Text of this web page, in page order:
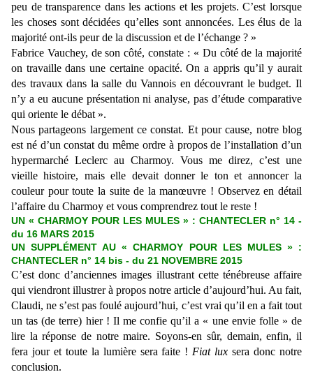
peu de transparence dans les actions et les projets. C’est lorsque
les choses sont décidées qu’elles sont annoncées. Les élus de la
majorité ont-ils peur de la discussion et de l’échange ? »
Fabrice Vauchey, de son côté, constate : « Du côté de la majorité
on travaille dans une certaine opacité. On a appris qu’il y aurait
des travaux dans la salle du Vannois en découvrant le budget. Il
n’y a eu aucune présentation ni analyse, pas d’étude comparative
qui oriente le débat ».
Nous partageons largement ce constat. Et pour cause, notre blog
est né d’un constat du même ordre à propos de l’installation d’un
hypermarché Leclerc au Charmoy. Vous me direz, c’est une
vieille histoire, mais elle devait donner le ton et annoncer la
couleur pour toute la suite de la manœuvre ! Observez en détail
l’affaire du Charmoy et vous comprendrez tout le reste !
UN « CHARMOY POUR LES MULES » : CHANTECLER n° 14 -
du 16 MARS 2015
UN SUPPLÉMENT AU « CHARMOY POUR LES MULES » :
CHANTECLER n° 14 bis - du 21 NOVEMBRE 2015
C’est donc d’anciennes images illustrant cette ténébreuse affaire
qui viendront illustrer à propos notre article d’aujourd’hui. Au fait,
Claudi, ne s’est pas foulé aujourd’hui, c’est vrai qu’il en a fait tout
un tas (de terre) hier ! Il me confie qu’il a « une envie folle » de
lire la réponse de notre maire. Soyons-en sûr, demain, enfin, il
fera jour et toute la lumière sera faite ! Fiat luxsera donc notre
conclusion.